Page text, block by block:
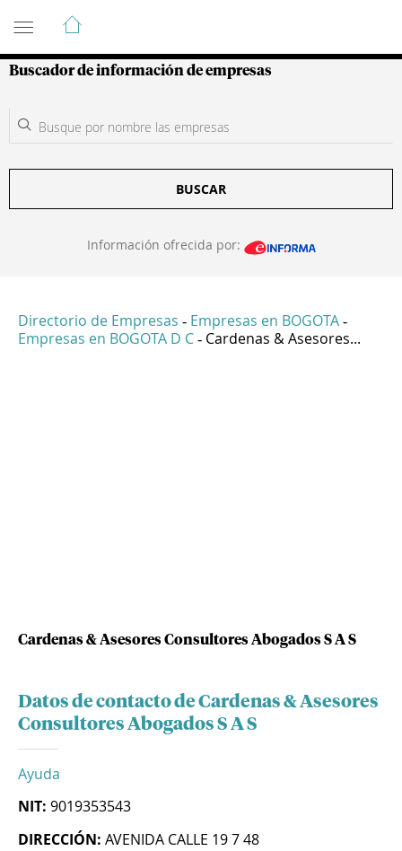
Guía de Empresas Colombianas
Buscador de información de empresas
BUSCAR
Información ofrecida por:
Directorio de Empresas - Empresas en BOGOTA -
Empresas en BOGOTA D C - Cardenas & Asesores...
Cardenas & Asesores Consultores Abogados S A S
Datos de contacto de Cardenas & Asesores
Consultores Abogados S A S
Ayuda
NIT: 9019353543
DIRECCIÓN: AVENIDA CALLE 19 7 48